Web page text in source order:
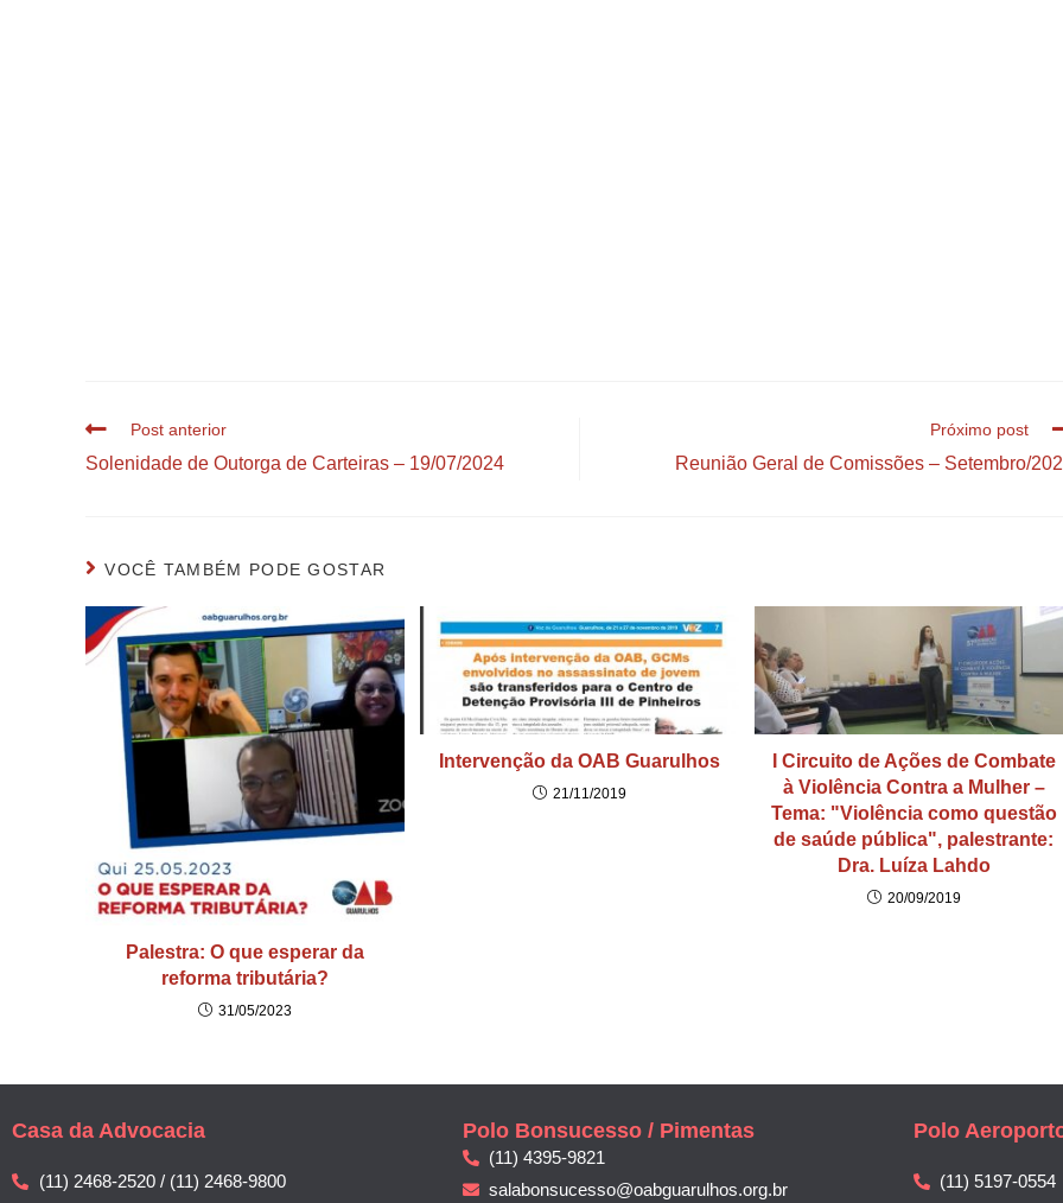
Post anterior
Solenidade de Outorga de Carteiras – 19/07/2024
Próximo post
Reunião Geral de Comissões – Setembro/
VOCÊ TAMBÉM PODE GOSTAR
Palestra: O que esperar da
reforma tributária?
31/05/2023
Intervenção da OAB Guarulhos
21/11/2019
I Circuito de Ações de Combate
à Violência Contra a Mulher –
Tema: "Violência como questão
de saúde pública", palestrante:
Dra. Luíza Lahdo
20/09/2019
Casa da Advocacia
(11) 2468-2520 / (11) 2468-9800
Polo Bonsucesso / Pimentas
(11) 4395-9821
salabonsucesso@oabguarulhos.org.br
Polo
(11) 5197-0554